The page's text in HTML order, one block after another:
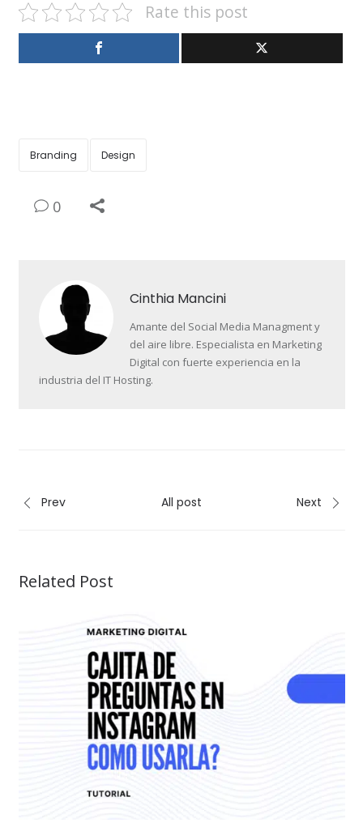
Rate this post
Branding Design
0
Cinthia Mancini
Amante del Social Media Managment y
del aire libre. Especialista en Marketing
Digital con fuerte experiencia en la
industria del IT Hosting.
Prev All post Next
Related Post